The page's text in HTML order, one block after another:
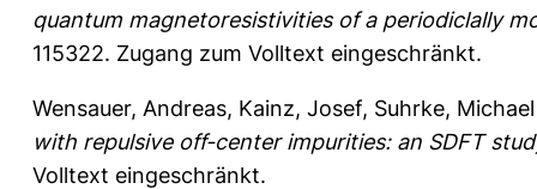
quantum magnetoresistivities of a periodiclally
115322. Zugang zum Volltext eingeschränkt.
Wensauer, Andreas, Kainz, Josef, Suhrke, Michael
with repulsive off-center impurities: an SDFT
Volltext eingeschränkt.